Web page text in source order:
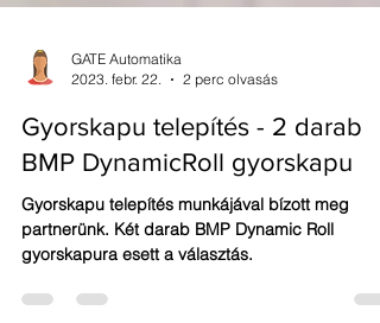
2023. febr. 22.
2 perc olvasás
Gyorskapu telepítés - 2 darab
BMP DynamicRoll gyorskapu
Gyorskapu telepítés munkájával bízott meg
gyorskapura esett a választás.